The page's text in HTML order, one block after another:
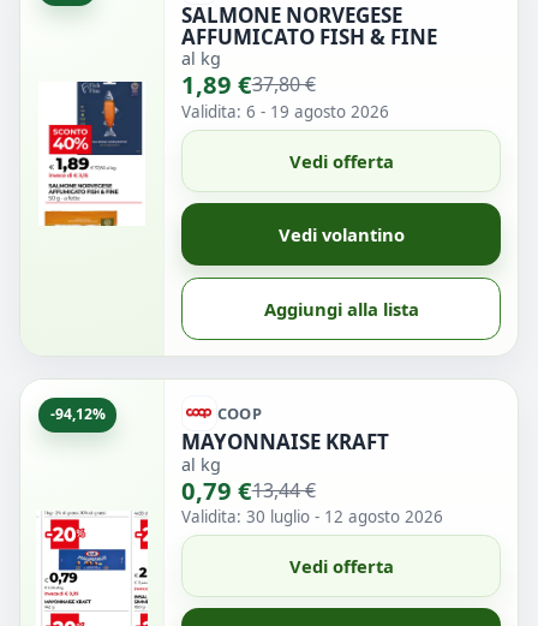
SALMONE NORVEGESE
AFFUMICATO FISH & FINE
al kg
1,89 €37,80 €
Validita: 6 - 19 agosto 2026
Vedi offerta
Vedi volantino
Aggiungi alla lista
-94,12% COOP
MAYONNAISE KRAFT
al kg
0,79 €13,44 €
Validita: 30 luglio - 12 agosto 2026
Vedi offerta